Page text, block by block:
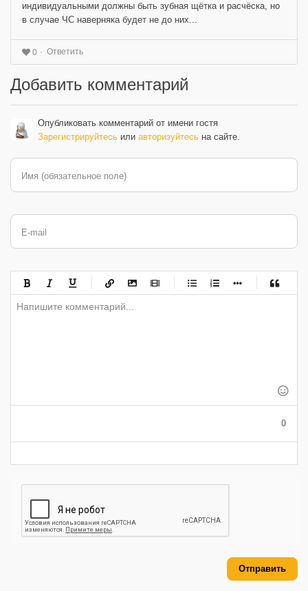
индивидуальными должны быть зубная щётка и расчёска, но
в случае ЧС наверняка будет не до них...
0 Ответить
Добавить комментарий
Опубликовать комментарий от имени гостя
Зарегистрируйтесь или авторизуйтесь на сайте.
Имя (обязательное поле)
E-mail
0
Отправить